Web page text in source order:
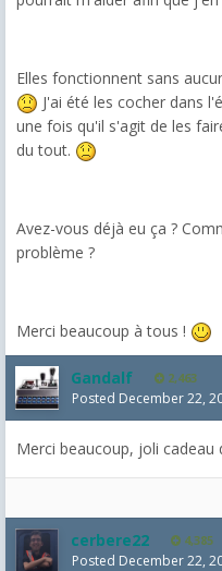
Elles fonctionnent sans
J'ai été les cocher dans
une fois qu'il s'agit de les
du tout.
Avez-vous déjà eu ça ?
problème ?
Merci beaucoup à tous !
Gandalf 2,463
Posted December 22,
Merci beaucoup, joli cadeau
cerbere22 4,385
Posted December 22,